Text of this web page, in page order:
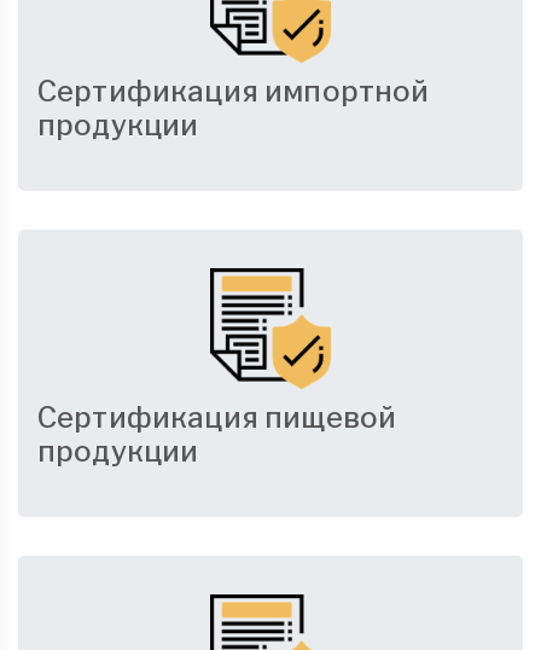
Сертификация импортной
продукции
Сертификация пищевой
продукции